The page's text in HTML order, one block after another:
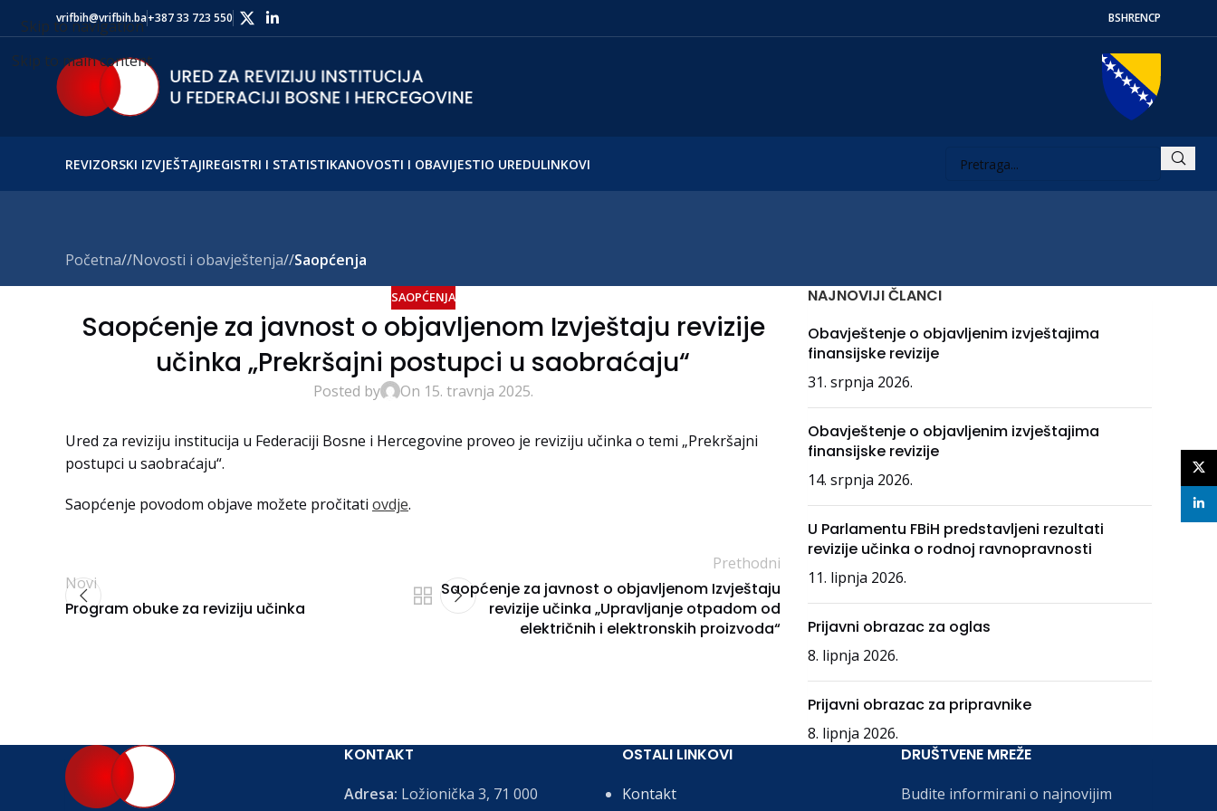
Skip to navigation
Skip to main content
vrifbih@vrifbih.ba+387 33 723 550 BSHRENСР
REVIZORSKI IZVJEŠTAJIREGISTRI I STATISTIKANOVOSTI I OBAVIJESTIO UREDULINKOVI
Početna/ Novosti i obavještenja/ Saopćenja
SAOPĆENJA
Saopćenje za javnost o objavljenom Izvještaju revizije
učinka „Prekršajni postupci u saobraćaju“
Posted by On 15. travnja 2025.
Ured za reviziju institucija u Federaciji Bosne i Hercegovine proveo je reviziju učinka o temi „Prekršajni
postupci u saobraćaju“.
Saopćenje povodom objave možete pročitati ovdje.
Novi
Program obuke za reviziju učinka
Prethodni
Saopćenje za javnost o objavljenom Izvještaju
revizije učinka „Upravljanje otpadom od
električnih i elektronskih proizvoda“
NAJNOVIJI ČLANCI
Obavještenje o objavljenim izvještajima
finansijske revizije
31. srpnja 2026.
Obavještenje o objavljenim izvještajima
finansijske revizije
14. srpnja 2026.
U Parlamentu FBiH predstavljeni rezultati
revizije učinka o rodnoj ravnopravnosti
11. lipnja 2026.
Prijavni obrazac za oglas
8. lipnja 2026.
Prijavni obrazac za pripravnike
8. lipnja 2026.
KONTAKT
Adresa: Ložionička 3, 71 000
OSTALI LINKOVI
Kontakt
DRUŠTVENE MREŽE
Budite informirani o najnovijim